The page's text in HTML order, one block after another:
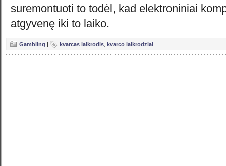
suremontuoti to todėl, kad elektroniniai
atgyvenę iki to laiko.
Gambling | kvarcas laikrodis kvarco laikrodziai